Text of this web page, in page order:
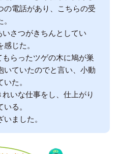
の電話があり、こちらの受
いさつがきちんとしてい
じた。
もらったツゲの木に鳩が巣
いていたのでと言い、小動
た。
いな仕事をし、仕上がり
る。
ました。